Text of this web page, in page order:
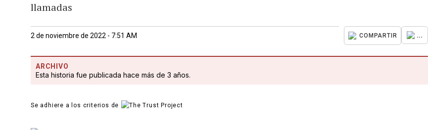
llamadas
2 de noviembre de 2022 - 7:51 AM COMPARTIR ...
ARCHIVO
Esta historia fue publicada hace más de 3 años.
Se adhiere a los criterios de